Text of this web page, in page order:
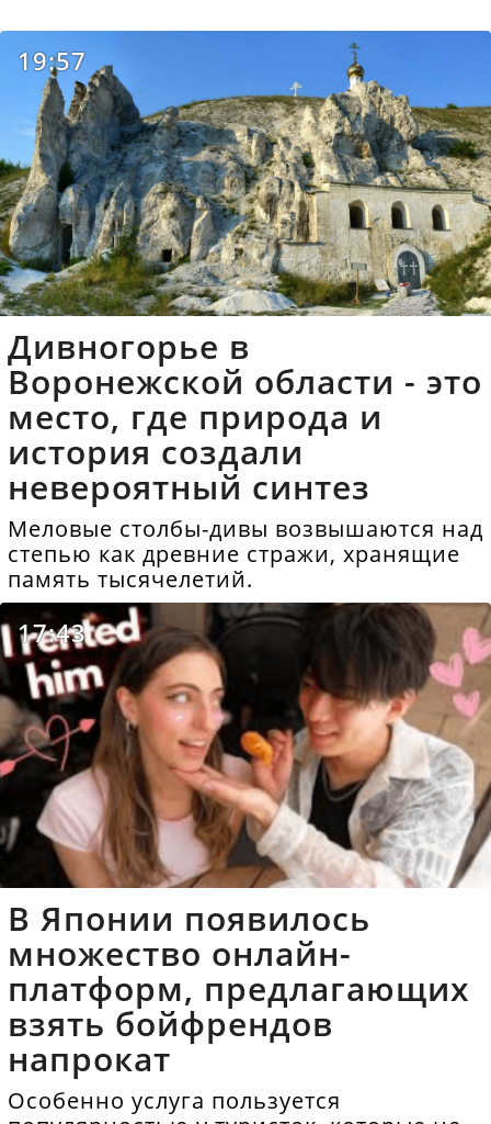
19:57
Дивногорье в
Воронежской области - это
место, где природа и
история создали
невероятный синтез
Меловые столбы-дивы возвышаются над
степью как древние стражи, хранящие
память тысячелетий.
17:43
В Японии появилось
множество онлайн-
платформ, предлагающих
взять бойфрендов
напрокат
Особенно услуга пользуется